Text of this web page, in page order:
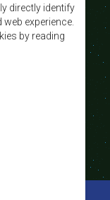
directly identify
experience.
by reading